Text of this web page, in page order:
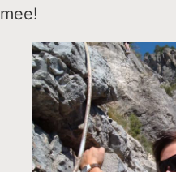
mee!